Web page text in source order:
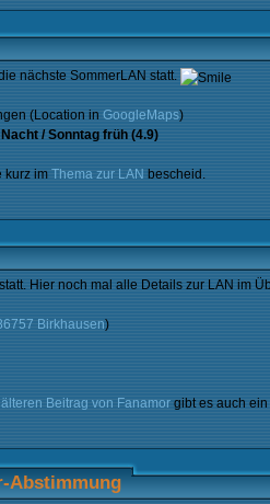
nächste SommerLAN statt.
(Location in GoogleMaps)
/ Sonntag früh (4.9)
kurz im Thema zur LAN bescheid.
Hier noch mal alle Details zur LAN im
Birkhausen)
älteren Beitrag von Fanamor gibt es auch
Abstimmung